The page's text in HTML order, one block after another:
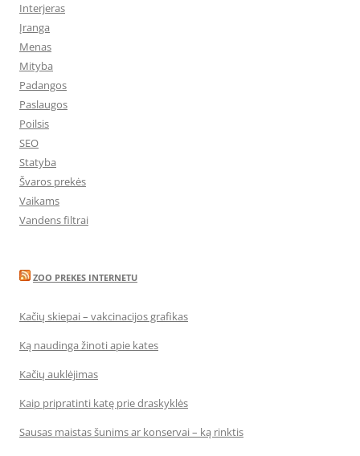
Interjeras
Įranga
Menas
Mityba
Padangos
Paslaugos
Poilsis
SEO
Statyba
Švaros prekės
Vaikams
Vandens filtrai
ZOO PREKES INTERNETU
Kačių skiepai – vakcinacijos grafikas
Ką naudinga žinoti apie kates
Kačių auklėjimas
Kaip pripratinti katę prie draskyklės
Sausas maistas šunims ar konservai – ką rinktis